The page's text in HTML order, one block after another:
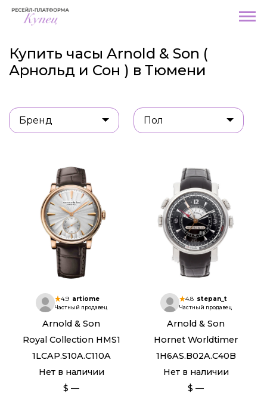
Купить часы Arnold & Son (
Арнольд и Сон ) в Тюмени
Бренд Пол
4.9 artiome
Частный продавец
Arnold & Son
Royal Collection HMS1
1LCAP.S10A.C110A
Нет в наличии
$ —
4.8 stepan_t
Частный продавец
Arnold & Son
Hornet Worldtimer
1H6AS.B02A.C40B
Нет в наличии
$ —